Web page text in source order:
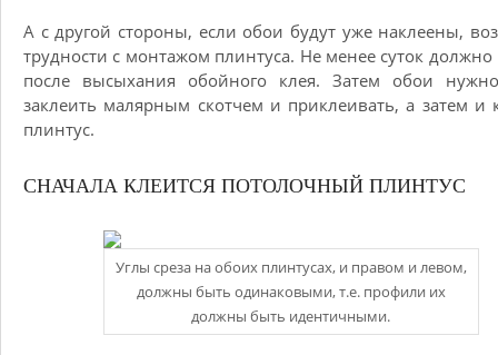
А с другой стороны, если обои будут уже наклеены,
трудности с монтажом плинтуса. Не менее суток
после высыхания обойного клея. Затем обои
заклеить малярным скотчем и приклеивать, а затем и
плинтус.
СНАЧАЛА КЛЕИТСЯ ПОТОЛОЧНЫЙ ПЛИНТУС
Углы среза на обоих плинтусах, и правом и левом,
должны быть одинаковыми, т.е. профили их
должны быть идентичными.